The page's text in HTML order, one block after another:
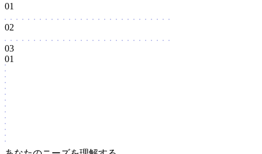
01
02
03
01